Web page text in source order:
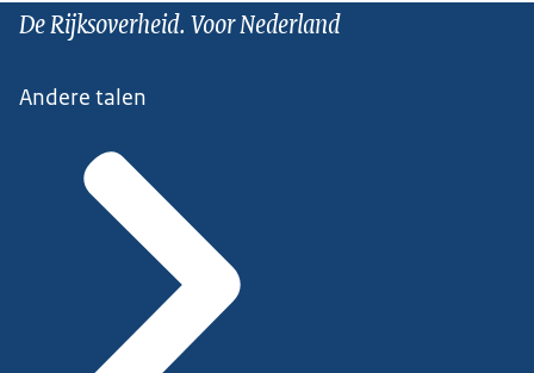
De Rijksoverheid. Voor Nederland
Andere talen